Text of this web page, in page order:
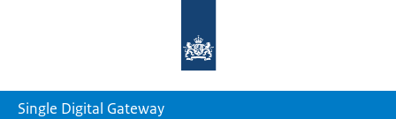
homepage
Single Digital Gateway